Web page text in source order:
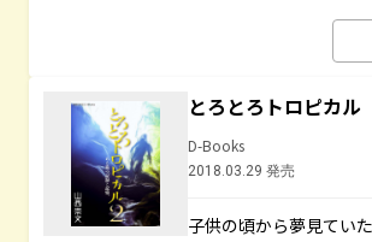
とろとろトロピカ
D-Books
2018.03.29 発売
子供の頃から夢見てい